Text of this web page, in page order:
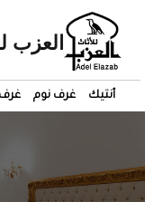
العزب
أنتيك غرف نوم